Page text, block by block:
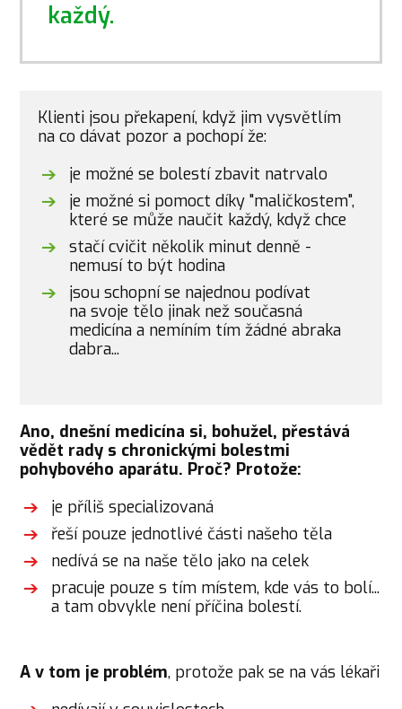
každý.
Klienti jsou překapení, když jim vysvětlím
na co dávat pozor a pochopí že:
je možné se bolestí zbavit natrvalo
je možné si pomoct díky "maličkostem",
které se může naučit každý, když chce
stačí cvičit několik minut denně -
nemusí to být hodina
jsou schopní se najednou podívat
na svoje tělo jinak než současná
medicína a nemíním tím žádné abraka
dabra...
Ano, dnešní medicína si, bohužel, přestává
vědět rady s chronickými bolestmi
pohybového aparátu. Proč? Protože:
je příliš specializovaná
řeší pouze jednotlivé části našeho těla
nedívá se na naše tělo jako na celek
pracuje pouze s tím místem, kde vás to bolí...
a tam obvykle není příčina bolestí.
A v tom je problém, protože pak se na vás lékaři